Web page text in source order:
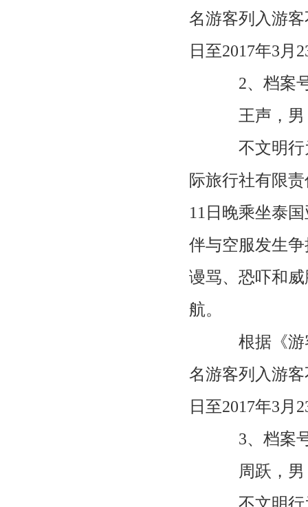
名游客列入游
日至2017年3月
2、档案号
王声，男
不文明行为
际旅行社有限
11日晚乘坐泰
伴与空服发生
谩骂、恐吓和
航。
根据《游客
名游客列入游
日至2017年3月
3、档案号
周跃，男